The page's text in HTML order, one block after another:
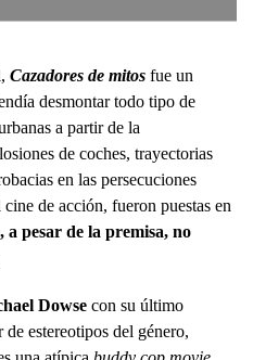
Cazadores de mitos fue un
desmontar todo tipo de
a partir de la
de coches, trayectorias
en las persecuciones
de acción, fueron puestas en
pesar de la premisa, no
Dowse con su último
estereotipos del género,